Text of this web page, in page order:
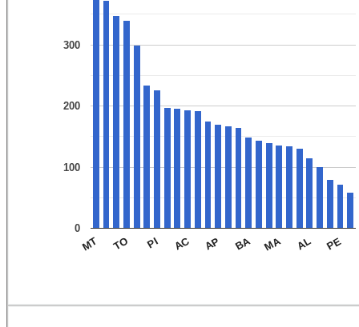
MT TO PI AC AP BA MA AL PE
0
100
200
300